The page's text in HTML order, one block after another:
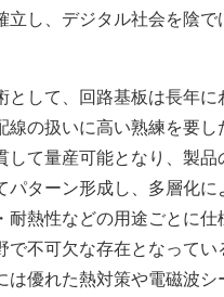
し、デジタル社会を陰
して、回路基板は長年
の扱いに高い熟練を要
て量産可能となり、製品
ターン形成し、多層化
熱性などの用途ごとに仕
不可欠な存在となって
優れた熱対策や電磁波